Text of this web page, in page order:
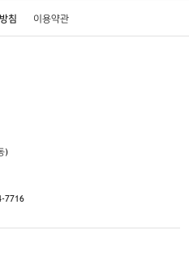
침 이용약관
)
7716